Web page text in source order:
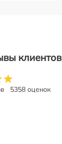
клиентов
5358 оценок